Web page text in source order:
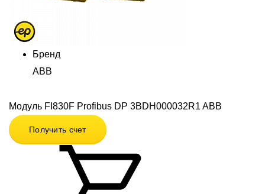
Бренд
ABB
Модуль FI830F Profibus DP 3BDH000032R1 ABB
Получить счет